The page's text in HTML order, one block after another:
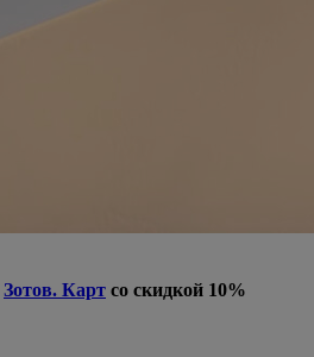
Зотов. Карт со скидкой 10%